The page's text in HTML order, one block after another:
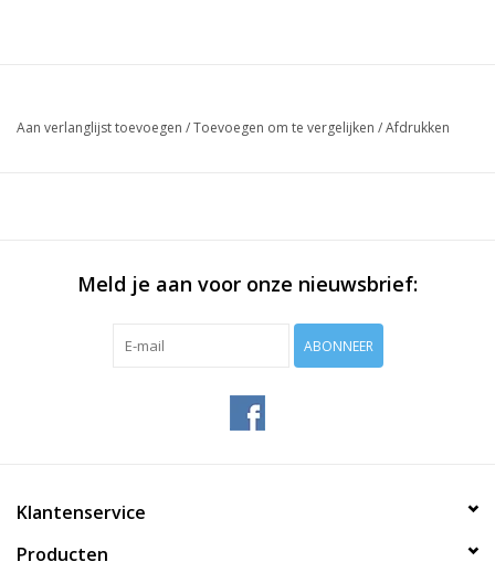
Aan verlanglijst toevoegen /Toevoegen om te vergelijken /Afdrukken
Meld je aan voor onze nieuwsbrief:
ABONNEER
Klantenservice
Producten